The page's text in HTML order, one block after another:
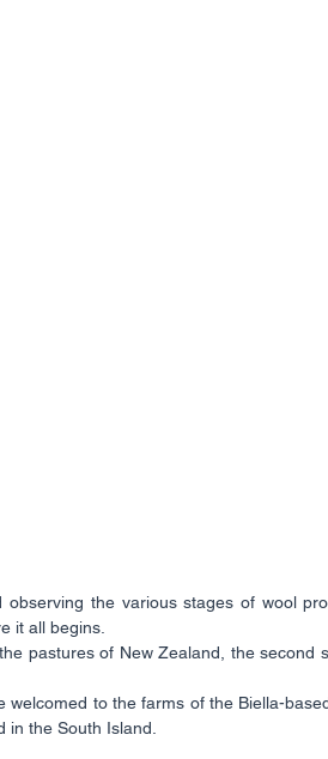
the various stages of wool
it all begins.
pastures of New Zealand, the second
welcomed to the farms of the Biella-
in the South Island.